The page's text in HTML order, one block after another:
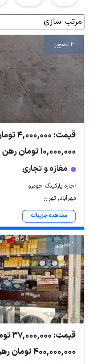
2 تصویر
قیمت: 4,000,000 تومان اجاره
10,000,000 تومان رهن
مغازه و تجاری
اجاره پارکینگ خودرو
مهرآباد, تهران
مشاهده جزییات
1 تصویر
قیمت: 37,000,000 تومان اجاره
400,000,000 تومان رهن